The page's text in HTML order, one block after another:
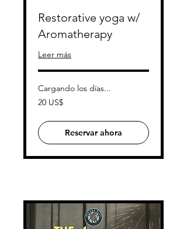
Restorative yoga w/
Aromatherapy
Leer más
Cargando los días...
20
dólares
20 US$
Reservar ahora